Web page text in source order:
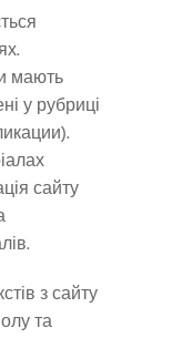
мають
у рубриці
сайту
з сайту
та